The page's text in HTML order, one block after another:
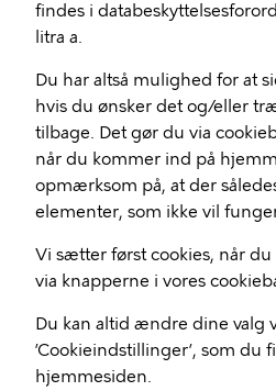
findes i
litra a.
Du har altså mulighed for at
hvis du ønsker det og/eller
tilbage. Det gør du via
når du kommer ind på
opmærksom på, at der
elementer, som ikke vil
Vi sætter først cookies, når
via knapperne i vores
Du kan altid ændre dine valg
’Cookieindstillinger’, som du
hjemmesiden.